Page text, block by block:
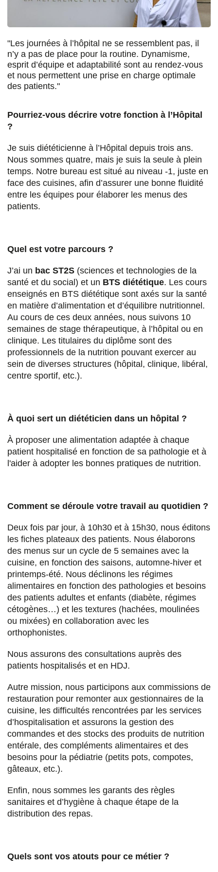
r
F
a
c
b
o
k
r
T
w
i
t
r
r
L
i
n
e
i
n
r
E
m
a
l
"Les journées à l’hôpital ne se ressemblent pas, il
n’y a pas de place pour la routine. Dynamisme,
esprit d’équipe et adaptabilité sont au rendez-vous
et nous permettent une prise en charge optimale
des patients."
Pourriez-vous décrire votre fonction à l’Hôpital
?
Je suis diététicienne à l’Hôpital depuis trois ans.
Nous sommes quatre, mais je suis la seule à plein
temps. Notre bureau est situé au niveau -1, juste en
face des cuisines, afin d’assurer une bonne fluidité
entre les équipes pour élaborer les menus des
patients.
Quel est votre parcours ?
J’ai un bac ST2S (sciences et technologies de la
santé et du social) et un BTS diététique. Les cours
enseignés en BTS diététique sont axés sur la santé
en matière d’alimentation et d’équilibre nutritionnel.
Au cours de ces deux années, nous suivons 10
semaines de stage thérapeutique, à l’hôpital ou en
clinique. Les titulaires du diplôme sont des
professionnels de la nutrition pouvant exercer au
sein de diverses structures (hôpital, clinique, libéral,
centre sportif, etc.).
À quoi sert un diététicien dans un hôpital ?
À proposer une alimentation adaptée à chaque
patient hospitalisé en fonction de sa pathologie et à
l'aider à adopter les bonnes pratiques de nutrition.
Comment se déroule votre travail au quotidien ?
Deux fois par jour, à 10h30 et à 15h30, nous éditons
les fiches plateaux des patients. Nous élaborons
des menus sur un cycle de 5 semaines avec la
cuisine, en fonction des saisons, automne-hiver et
printemps-été. Nous déclinons les régimes
alimentaires en fonction des pathologies et besoins
des patients adultes et enfants (diabète, régimes
cétogènes…) et les textures (hachées, moulinées
ou mixées) en collaboration avec les
orthophonistes.
Nous assurons des consultations auprès des
patients hospitalisés et en HDJ.
Autre mission, nous participons aux commissions de
restauration pour remonter aux gestionnaires de la
cuisine, les difficultés rencontrées par les services
d’hospitalisation et assurons la gestion des
commandes et des stocks des produits de nutrition
entérale, des compléments alimentaires et des
besoins pour la pédiatrie (petits pots, compotes,
gâteaux, etc.).
Enfin, nous sommes les garants des règles
sanitaires et d’hygiène à chaque étape de la
distribution des repas.
Quels sont vos atouts pour ce métier ?